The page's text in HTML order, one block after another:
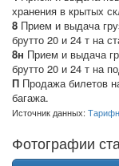
хранения в крытых
8 Прием и выдача
брутто 20 и 24 т на
8н Прием и выдача
брутто 20 и 24 т на
П Продажа билетов
багажа.
Источник данных:
Фотографии